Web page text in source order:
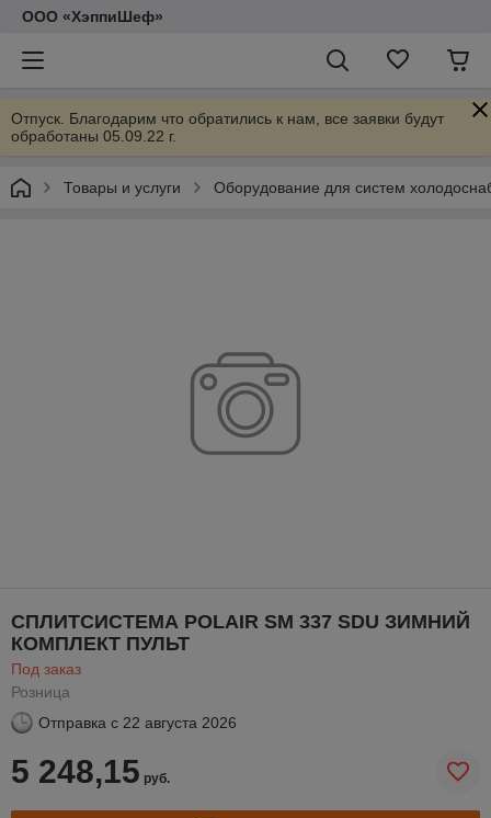
ООО «ХэппиШеф»
Отпуск. Благодарим что обратились к нам, все заявки будут
обработаны 05.09.22 г.
Товары и услуги Оборудование для систем
СПЛИТСИСТЕМА POLAIR SM 337 SDU ЗИМНИЙ
КОМПЛЕКТ ПУЛЬТ
Под заказ
Розница
Отправка с 22 августа 2026
5 248,15 руб.